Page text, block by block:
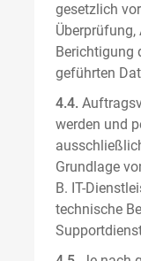
gesetzlich
Berichtigung
geführten
4.4.
werden und
Grundlage
B. IT-
technische